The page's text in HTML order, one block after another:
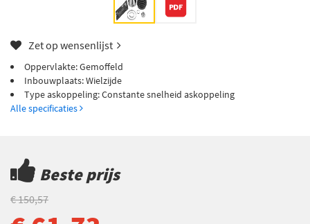
Zet op wensenlijst
Oppervlakte: Gemoffeld
Inbouwplaats: Wielzijde
Type askoppeling: Constante snelheid askoppeling
Alle specificaties
Beste prijs
€ 150,57